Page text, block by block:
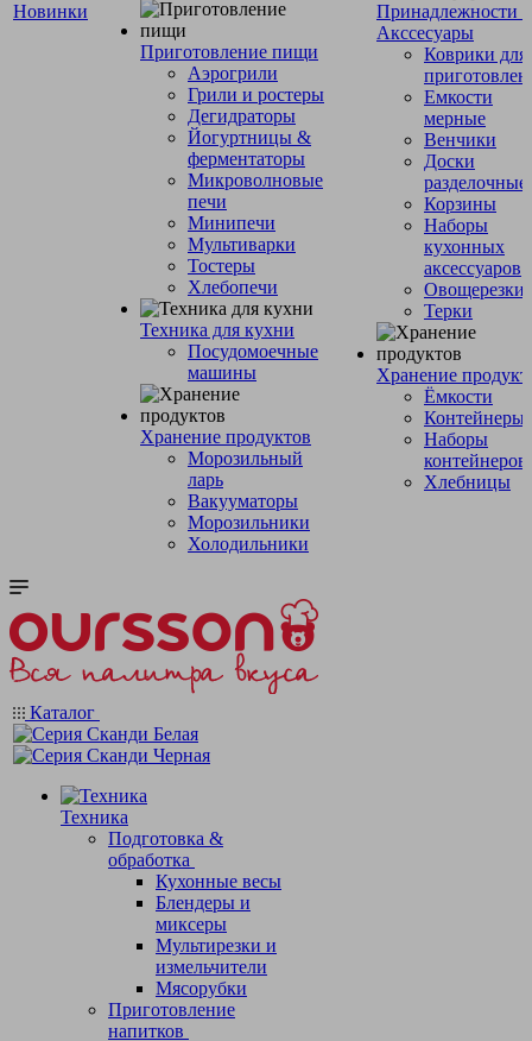
Новинки
Приготовление пищи
Аэрогрили
Грили и ростеры
Дегидраторы
Йогуртницы &
ферментаторы
Микроволновые
печи
Минипечи
Мультиварки
Тостеры
Хлебопечи
Техника для кухни
Посудомоечные
машины
Хранение продуктов
Морозильный
ларь
Вакууматоры
Морозильники
Холодильники
Принадлежности
Акссесуары
Коврики для
Емкости
мерные
Венчики
Доски
разделочные
Корзины
Наборы
кухонных
аксессуаров
Овощерезки
Терки
Хранение
Ёмкости
Контейнеры
Наборы
контейнеров
Хлебницы
Каталог
Техника
Подготовка &
обработка
Кухонные весы
Блендеры и
миксеры
Мультирезки и
измельчители
Мясорубки
Приготовление
напитков